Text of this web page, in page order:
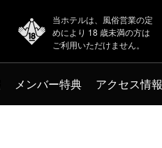
当ホテルは、風俗営業の定
めにより 18 歳未満の方は
ご利用いただけません。
メンバー特典 アクセス情報